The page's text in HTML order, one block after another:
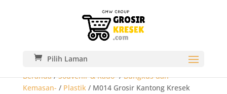
Pilih Laman
Beranda/Souvenir & Kado-/Bungkus dan
Kemasan- / Plastik/ M014 Grosir Kantong Kresek